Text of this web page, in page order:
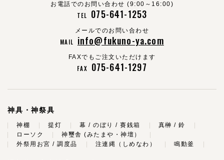
お電話でのお問い合わせ (9:00～16:00)
TEL 075-641-1253
メールでのお問い合わせ
MAIL info@fukuno-ya.com
FAXでもご注文いただけます
FAX 075-641-1297
神具・神祭具
神棚 提灯 幕 / のぼり / 賽銭箱
真榊 / 鈴
ローソク
神璽舎 (みたまや・神壇）
外祭用お宮 / 調度品
注連縄（しめなわ） 鳴動釜